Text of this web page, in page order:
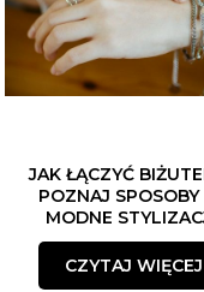
JAK ŁĄCZYĆ
POZNAJ
MODNE
CZYTAJ WIĘCEJ